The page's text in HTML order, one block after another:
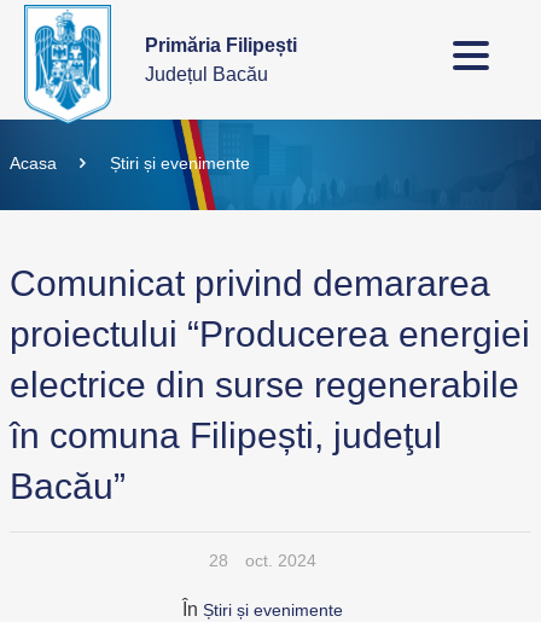
Primăria Filipești
Județul Bacău
Acasa Știri și evenimente
Comunicat privind demararea
proiectului “Producerea energiei
electrice din surse regenerabile
în comuna Filipești, judeţul
Bacău”
28 oct. 2024
În Știri și evenimente